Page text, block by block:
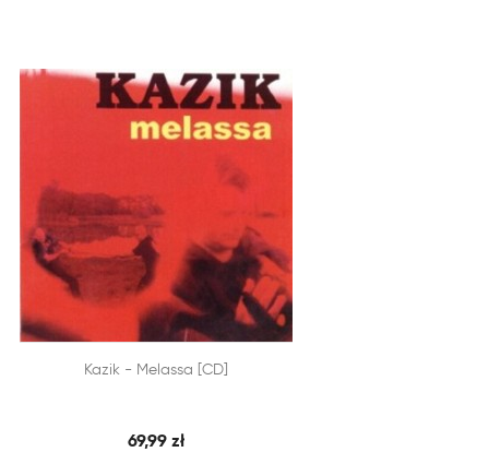
DODAJ DO KOSZYKA
SZYBKI PODGLĄD
Kazik - Melassa [CD]
69,99 zł